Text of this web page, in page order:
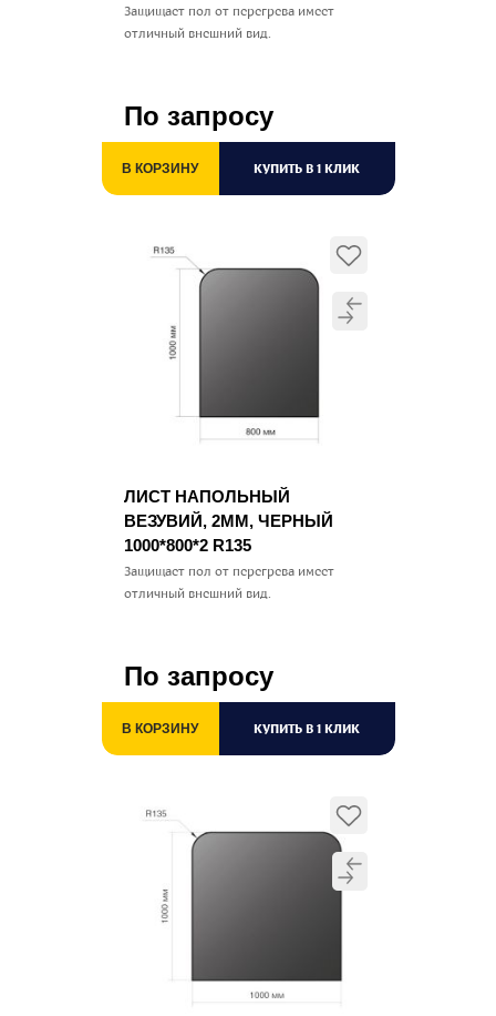
Защищает пол от перегрева имеет
отличный внешний вид.
По запросу
В КОРЗИНУ КУПИТЬ В 1 КЛИК
ЛИСТ НАПОЛЬНЫЙ
ВЕЗУВИЙ, 2ММ, ЧЕРНЫЙ
1000*800*2 R135
Защищает пол от перегрева имеет
отличный внешний вид.
По запросу
В КОРЗИНУ КУПИТЬ В 1 КЛИК